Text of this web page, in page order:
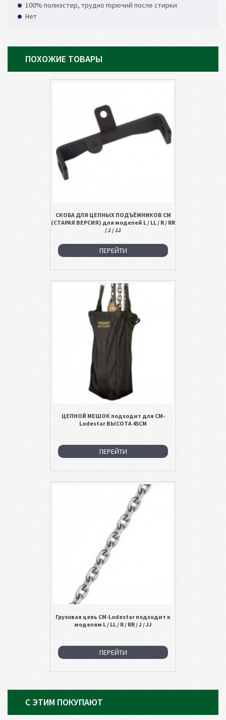
100% полиэстер, трудно горючий после стирки
Нет
ПОХОЖИЕ ТОВАРЫ
СКОБА ДЛЯ ЦЕПНЫХ ПОДЪЁМНИКОВ СМ
(СТАРАЯ ВЕРСИЯ) для моделей L / LL / R / RR
/ J / JJ
ПЕРЕЙТИ
ЦЕПНОЙ МЕШОК подходит для CM-
Lodestar ВЫСОТА 45СМ
ПЕРЕЙТИ
Грузовая цепь CM-Lodestar подходит к
моделям L / LL / R / RR / J / JJ
ПЕРЕЙТИ
С ЭТИМ ПОКУПАЮТ